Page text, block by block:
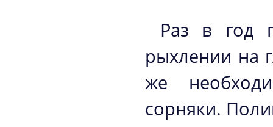
Раз в год
рыхлении на
же
сорняки.